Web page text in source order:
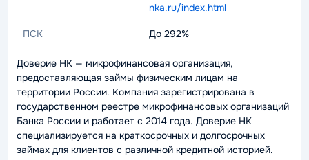
nka.ru/index.html
ПСК До 292%
Доверие НК — микрофинансовая организация,
предоставляющая займы физическим лицам на
территории России. Компания зарегистрирована в
государственном реестре микрофинансовых организаций
Банка России и работает с 2014 года. Доверие НК
специализируется на краткосрочных и долгосрочных
займах для клиентов с различной кредитной историей.